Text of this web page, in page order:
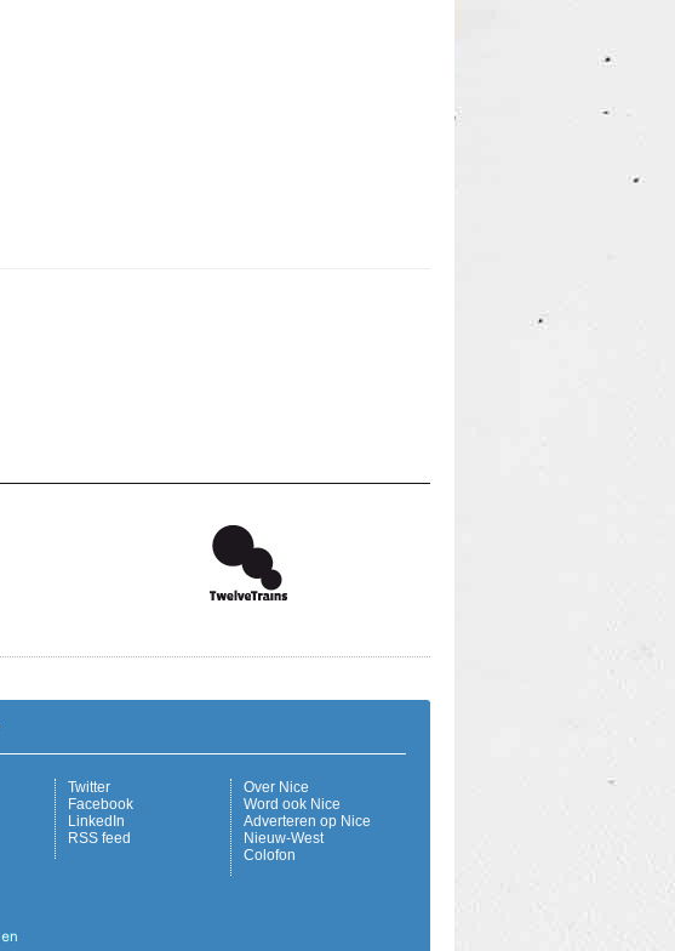
Over Nice
Word ook Nice
Adverteren op Nice
Nieuw-West
Colofon
Twitter
Facebook
LinkedIn
RSS feed